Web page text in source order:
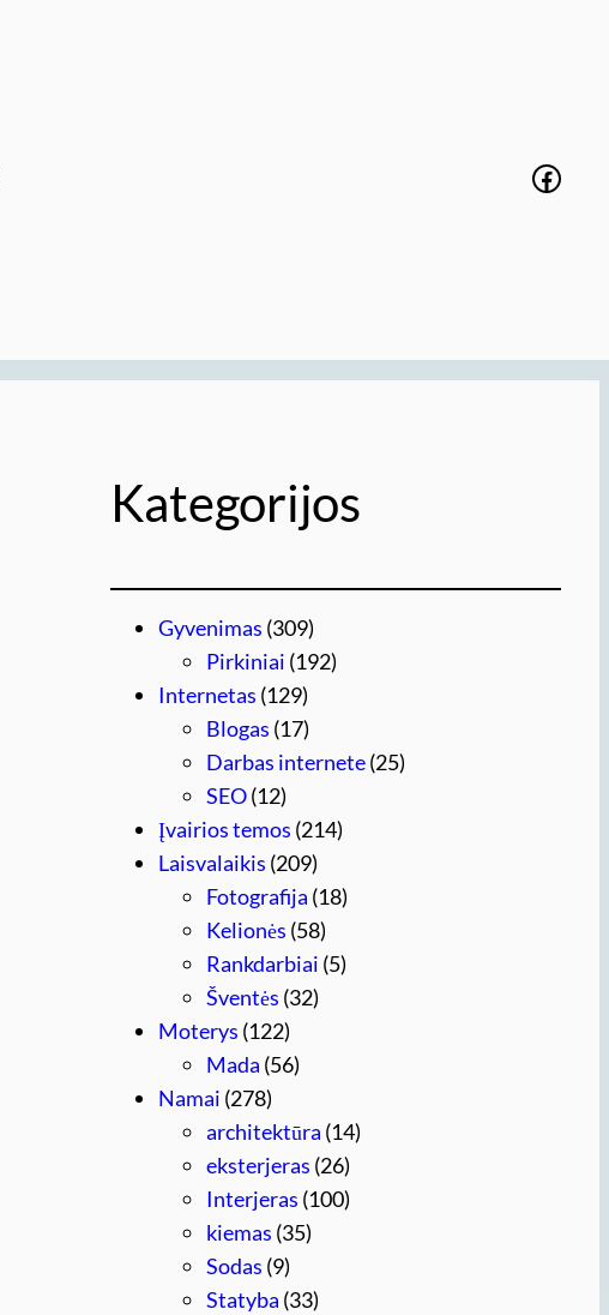
Kategorijos
Gyvenimas (309)
Pirkiniai (192)
Internetas (129)
Blogas (17)
Darbas internete(25)
SEO(12)
Įvairios temos (214)
Laisvalaikis (209)
Fotografija (18)
Kelionės (58)
Rankdarbiai (5)
Šventės (32)
Moterys (122)
Mada (56)
Namai (278)
architektūra (14)
eksterjeras (26)
Interjeras (100)
kiemas (35)
Sodas (9)
Statyba (33)